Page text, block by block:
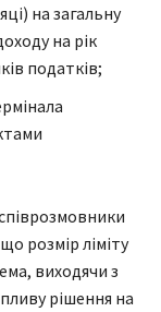
на загальну
на рік
податків;
розмір ліміту
виходячи з
рішення на